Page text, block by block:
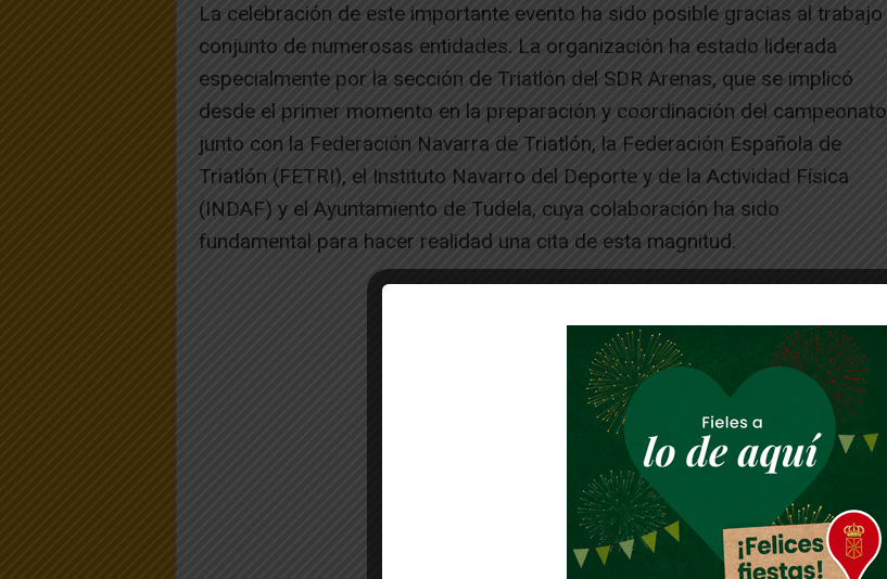
La celebración de este importante evento ha sido posible gracias al trabajo
conjunto de numerosas entidades. La organización ha estado liderada
especialmente por la sección de Triatlón del SDR Arenas, que se implicó
desde el primer momento en la preparación y coordinación del campeonato
junto con la Federación Navarra de Triatlón, la Federación Española de
Triatlón (FETRI), el Instituto Navarro del Deporte y de la Actividad Física
(INDAF) y el Ayuntamiento de Tudela, cuya colaboración ha sido
fundamental para hacer realidad una cita de esta magnitud.